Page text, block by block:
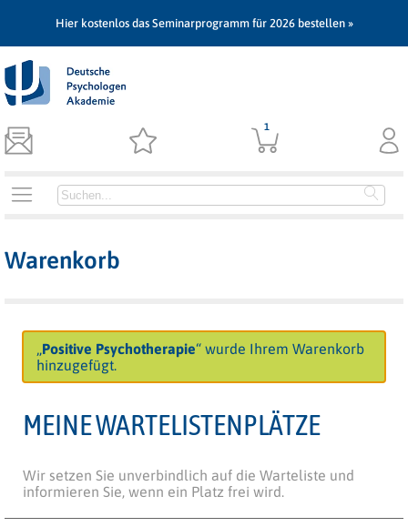
Hier kostenlos das Seminarprogramm für 2026 bestellen »
1
Warenkorb
„Positive Psychotherapie“ wurde Ihrem Warenkorb
hinzugefügt.
MEINE WARTELISTENPLÄTZE
Wir setzen Sie unverbindlich auf die Warteliste und
informieren Sie, wenn ein Platz frei wird.